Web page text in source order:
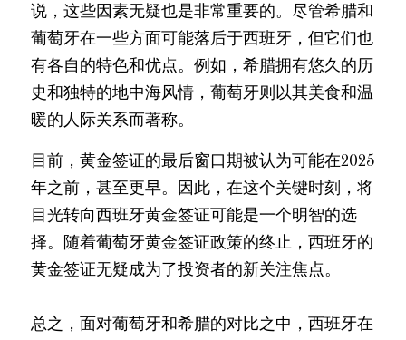
说，这些因素无疑也是非常重要的。尽管希腊和
葡萄牙在一些方面可能落后于西班牙，但它们也
有各自的特色和优点。例如，希腊拥有悠久的历
史和独特的地中海风情，葡萄牙则以其美食和温
暖的人际关系而著称。
目前，黄金签证的最后窗口期被认为可能在2025
年之前，甚至更早。因此，在这个关键时刻，将
目光转向西班牙黄金签证可能是一个明智的选
择。随着葡萄牙黄金签证政策的终止，西班牙的
黄金签证无疑成为了投资者的新关注焦点。
总之，面对葡萄牙和希腊的对比之中，西班牙在